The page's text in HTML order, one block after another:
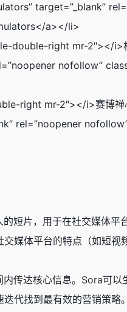
target=”_blank”
a></li>
right mr-2″></i>
nofollow”
right mr-2″></i>赛博禅
rel=”noopener
片，用于在社交媒体平
媒体平台的特点（如短视
达核心信息。Sora可以
迭代找到最有效的营销策略